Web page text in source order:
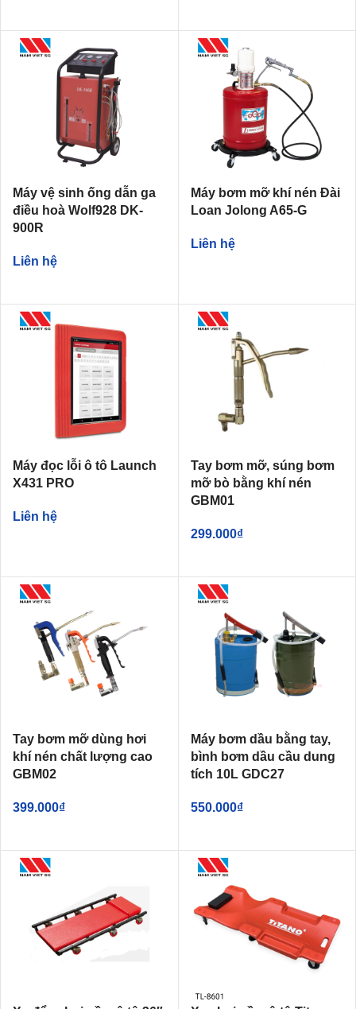
Máy vệ sinh ống dẫn ga
điều hoà Wolf928 DK-
900R
Liên hệ
Máy bơm mỡ khí nén Đài
Loan Jolong A65-G
Liên hệ
Máy đọc lỗi ô tô Launch
X431 PRO
Liên hệ
Tay bơm mỡ, súng bơm
mỡ bò bằng khí nén
GBM01
299.000₫
Tay bơm mỡ dùng hơi
khí nén chất lượng cao
GBM02
399.000₫
Máy bơm dầu bằng tay,
bình bơm dầu cầu dung
tích 10L GDC27
550.000₫